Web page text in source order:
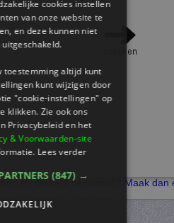
en stickers verdienen? Maak dan
cookies instellen
van onze website te
en deze kunnen niet
toestemming altijd kunt
kunt wijzigen door
"cookie-instellingen" op
klikken. Zie ook ons
Privacybeleid en het
& Voorwaarden-site
Lees verder
(847) →